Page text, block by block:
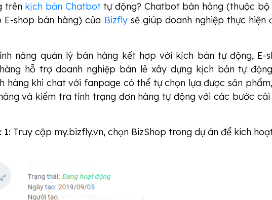
trên kịch bản Chatbottự động? Chatbot bán hàng (thuộc bộ
E-shop bán hàng) của Bizflysẽ giúp doanh nghiệp thực hiện
năng quản lý bán hàng kết hợp với kịch bản tự động, E-
hỗ trợ doanh nghiệp bán lẻ xây dựng kịch bản tự
hàng khi chat với fanpage có thể tự chọn lựa được sản
và kiểm tra tình trạng đơn hàng tự động với các bước
1: Truy cập my.bizfly.vn, chọn BizShop trong dự án để kích